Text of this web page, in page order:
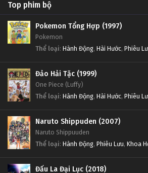
Top phim bộ
Pokemon Tổng Hợp (1997)
Pokemon
Thể loại: Hành Động, Hài Hước, Phiêu
Đảo Hải Tặc (1999)
One Piece (Luffy)
Thể loại: Hành Động, Hài Hước, Phiêu
Naruto Shippuden (2007)
Naruto Shippuuden
Thể loại: Hành Động, Phiêu Lưu, Khoa
Đấu La Đại Lục (2018)